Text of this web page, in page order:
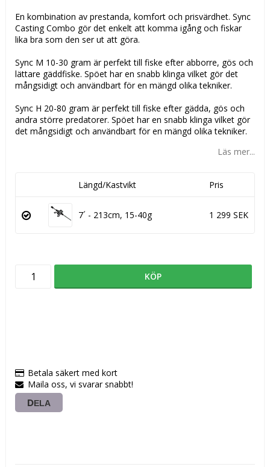
En kombination av prestanda, komfort och prisvärdhet. Sync
Casting Combo gör det enkelt att komma igång och fiskar
lika bra som den ser ut att göra.
Sync M 10-30 gram är perfekt till fiske efter abborre, gös och
lättare gäddfiske. Spöet har en snabb klinga vilket gör det
mångsidigt och användbart för en mängd olika tekniker.
Sync H 20-80 gram är perfekt till fiske efter gädda, gös och
andra större predatorer. Spöet har en snabb klinga vilket gör
det mångsidigt och användbart för en mängd olika tekniker.
Läs mer...
Längd/Kastvikt Pris
7´ - 213cm, 15-40g 1 299 SEK
KÖP
Betala säkert med kort
Maila oss, vi svarar snabbt!
DELA